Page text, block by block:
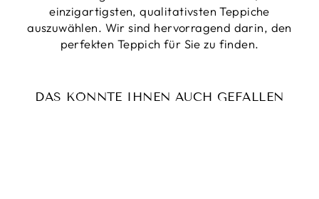
einzigartigsten, qualitativsten Teppiche
auszuwählen. Wir sind hervorragend darin, den
perfekten Teppich für Sie zu finden.
DAS KÖNNTE IHNEN AUCH GEFALLEN